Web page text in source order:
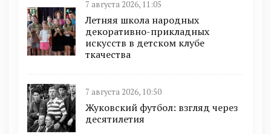
7 августа 2026, 11:05
Летняя школа народных
декоративно-прикладных
искусств в детском клубе
ткачества
7 августа 2026, 10:50
Жуковский футбол: взгляд через
десятилетия